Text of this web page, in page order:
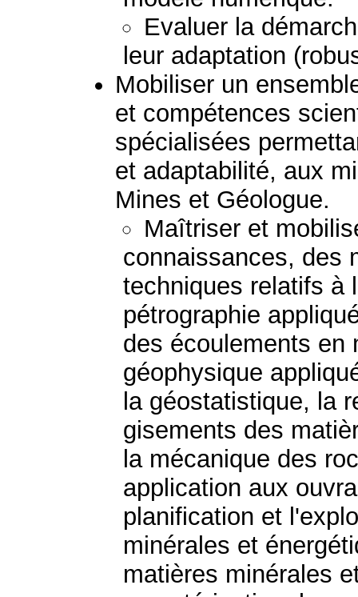
Evaluer la
leur adaptation
Mobiliser un
et compétences
spécialisées
et adaptabilité, aux
Mines et Géologue.
Maîtriser et
connaissances, des
techniques relatifs à
pétrographie
des écoulements en
géophysique
la géostatistique, la
gisements des
la mécanique des
application aux
planification et
minérales et
matières minérales